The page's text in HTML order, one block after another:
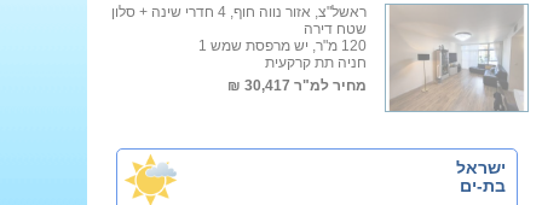
ראשל"צ, אזור נווה חוף, 4 חדרי שינה + סלון
שטח דירה
120 מ"ר, יש מרפסת שמש 1
חניה תת קרקעית
מחיר למ"ר 30,417 ₪
ישראל
בת-ים